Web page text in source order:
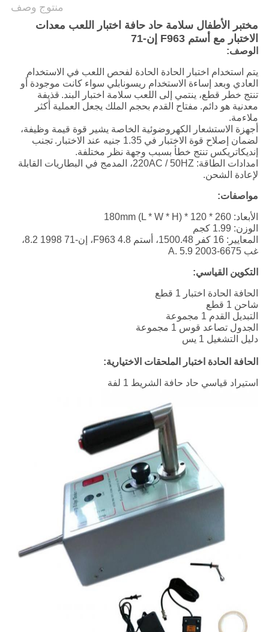
منتوج وصف
مختبر الأطفال سلامة حاد حافة اختبار اللعب معدات
الاختبار مع أستم F963 إن-71
الوصف:
يتم استخدام اختبار الحادة الحادة لفحص اللعب في الاستخدام
العادي وبعد إساءة الاستخدام ريسونابلي سواء كانت موجودة أو
تنتج خطر قطع، ينتمي إلى اللعب سلامة اختبار البند. قذيفة
معدنية هو دائم. مفتاح القدم بحجم الملك يجعل العملية أكثر
ملاءمة.
أجهزة الاستشعار الكهروضوئية الخاصة يشير قوة قيمة وظيفة،
لضمان إصلاح قوة الاختبار في 1.35 جنيه عند الاختبار.
تجنب
إنديكاتريكس تنتج خطأ بسبب وجهة نظر مختلفة.
امدادات الطاقة: 220AC / 50HZ، المدمج في البطاريات القابلة
لإعادة الشحن.
مواصفات:
الأبعاد: 260 * 120 * 180mm (L * W * H)
الوزن: 1.99 كجم
المعايير: 16 كفر 1500.48، أستم F963 4.8، إن-71 1998 8.2،
غب 6675-2003 A. 5.9
التكوين القياسي:
الحافة الحادة اختبار 1 قطع
شاحن 1 قطع
التبديل القدم 1 مجموعة
الجدول تصاعد قوس 1 مجموعة
دليل التشغيل 1 يس
الحافة الحادة اختبار الملحقات الاختيارية:
استيراد قياسي حاد حافة الشريط 1 لفة